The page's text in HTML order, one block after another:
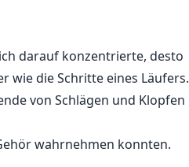
darauf konzentrierte, desto
wie die Schritte eines Läufers.
von Schlägen und Klopfen
wahrnehmen konnten.